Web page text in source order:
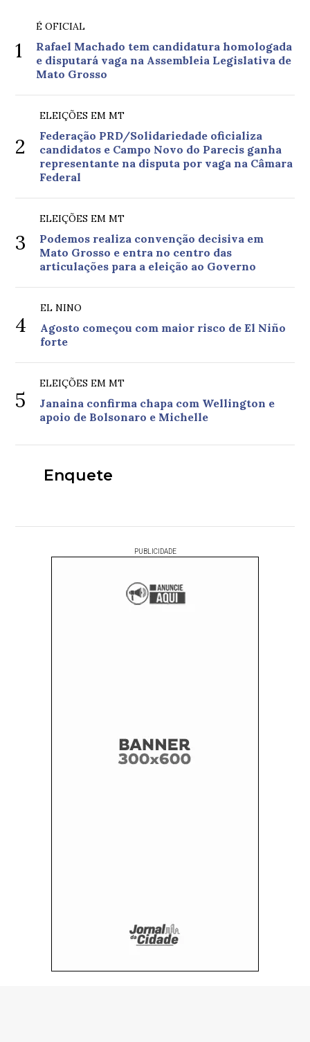
1
É OFICIAL
Rafael Machado tem candidatura homologada
e disputará vaga na Assembleia Legislativa de
Mato Grosso
2
ELEIÇÕES EM MT
Federação PRD/Solidariedade oficializa
candidatos e Campo Novo do Parecis ganha
representante na disputa por vaga na Câmara
Federal
3
ELEIÇÕES EM MT
Podemos realiza convenção decisiva em
Mato Grosso e entra no centro das
articulações para a eleição ao Governo
4
EL NINO
Agosto começou com maior risco de El Niño
forte
5
ELEIÇÕES EM MT
Janaina confirma chapa com Wellington e
apoio de Bolsonaro e Michelle
Enquete
PUBLICIDADE